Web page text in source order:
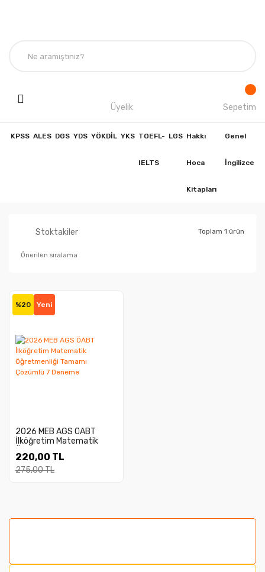
Üyelik Sepetim
KPSS ALES DGS YDS YÖKDİL YKS TOEFL-
IELTS
LGS Hakkı
Hoca
Kitapları
Genel
İngilizce
Stoktakiler Toplam 1 ürün
%20 Yeni
2026 MEB AGS ÖABT
İlköğretim Matematik
Çözümlü 7 Deneme
220,00 TL
275,00 TL